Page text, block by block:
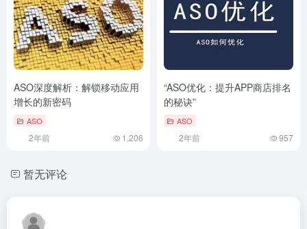
ASO深度解析：解锁移动应用
增长的新密码
ASO
2年前 1,206
“ASO优化：提升APP商店排名
的秘诀”
ASO
2年前 957
暂无评论